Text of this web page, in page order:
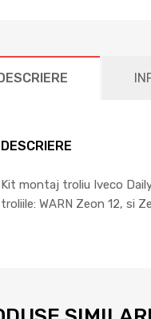
DESCRIERE
DESCRIERE
Kit montaj troliu Iveco
troliile: WARN Zeon 12, si